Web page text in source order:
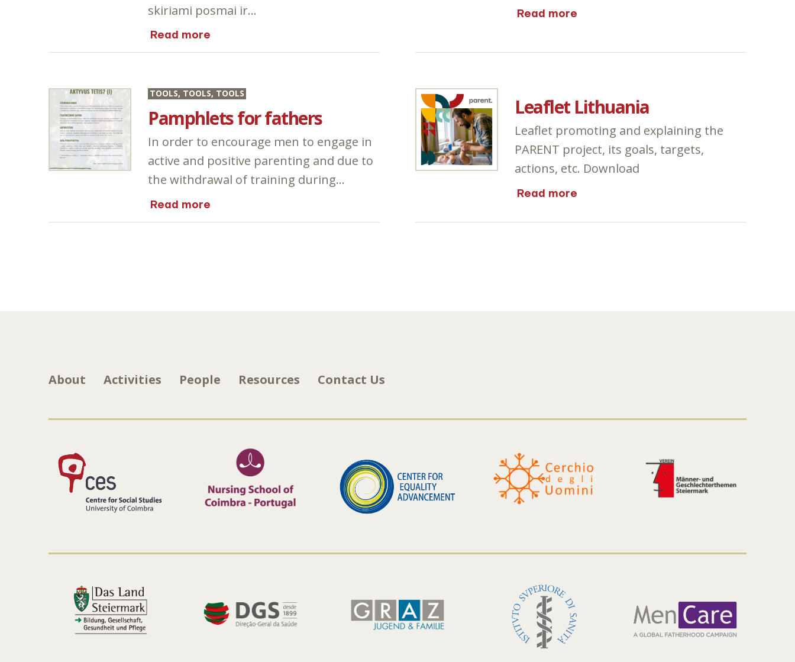
skiriami posmai ir…
Read more
Read more
TOOLS, TOOLS, TOOLS
Pamphlets for fathers
In order to encourage men to engage in
active and positive parenting and due to
the withdrawal of training during…
Read more
Leaflet Lithuania
Leaflet promoting and explaining the
PARENT project, its goals, targets,
actions, etc. Download
Read more
About Activities People Resources Contact Us